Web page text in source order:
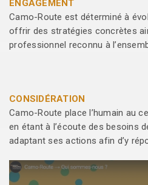
ENGAGEMENT
Camo-Route est déterminé à
offrir des stratégies concrètes
professionnel reconnu à
CONSIDÉRATION
Camo-Route place l’humain au
en étant à l’écoute des besoins
adaptant ses actions afin d’y